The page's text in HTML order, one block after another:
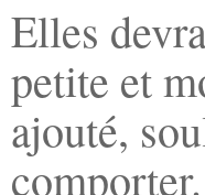
Elles
petite et
ajouté,
comporter.